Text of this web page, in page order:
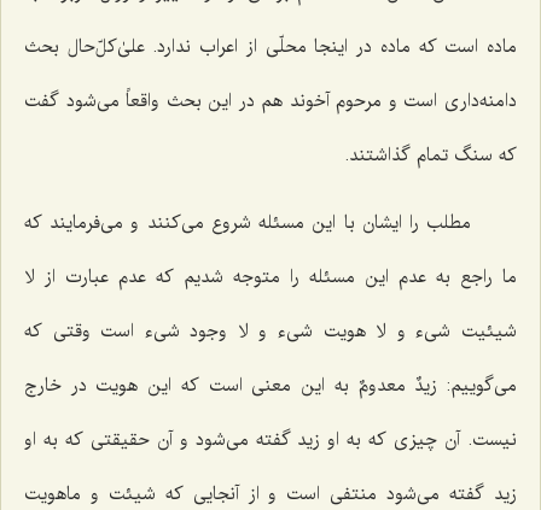
ماده است که ماده در اینجا محلّی از اعراب ندارد. علیٰ‌کلّ‌حال بحث
دامنه‌داری است و مرحوم آخوند هم در این بحث واقعاً می‌شود گفت
که سنگ تمام گذاشتند.
مطلب را ایشان با این مسئله شروع می‌کنند و می‌فرمایند که
ما راجع به عدم این مسئله را متوجه شدیم که عدم عبارت از لا
شیئیت شیء و لا هویت شیء و لا وجود شیء است وقتی که
می‌گوییم: زیدٌ معدومٌ به این معنی است که این هویت در خارج
نیست. آن چیزی که به او زید گفته می‌شود و آن حقیقتی که به او
زید گفته می‌شود منتفی است و از آنجایی که شیئت و ماهویت